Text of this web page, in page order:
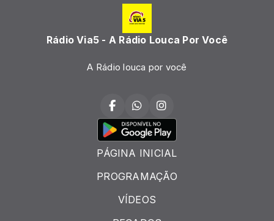
Rádio Via5 - A Rádio Louca Por Você
A Rádio louca por você
PÁGINA INICIAL
PROGRAMAÇÃO
VÍDEOS